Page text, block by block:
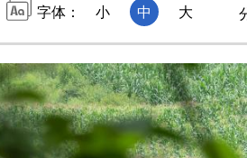
字体： 小 中 大